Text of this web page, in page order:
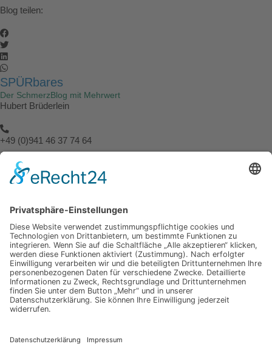
Blog teilen:
SPÜRbares
Der SchmerzBlog mit Mehrwert
Hubert Brüderlein
+49 (0)941 46 37 74 64
info@spuerbares.hubert-bruderlein.com
SPÜRbares
Hauptseite
Impressum
Datenschutz
Hauptseite
Impressum
Datenschutz
Meine anderen Seiten